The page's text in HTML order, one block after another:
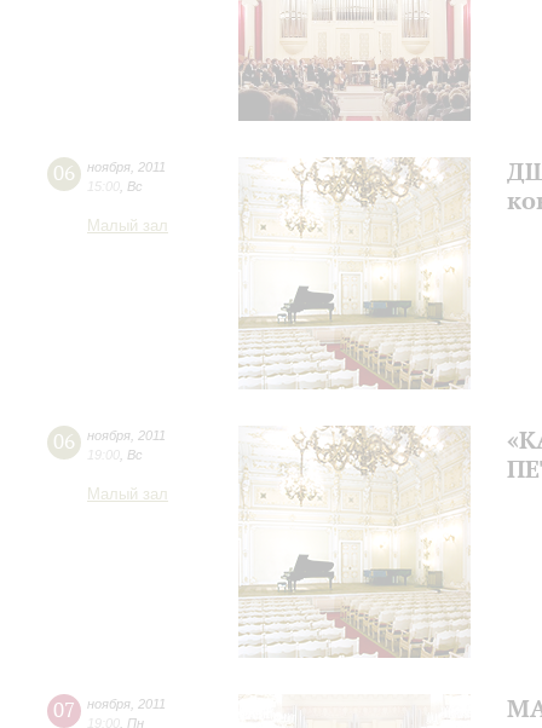
06 ноября 2011
15:00 Вс
Малый зал
06 ноября 2011
19:00 Вс
Малый зал
07 ноября 2011
19:00 Пн